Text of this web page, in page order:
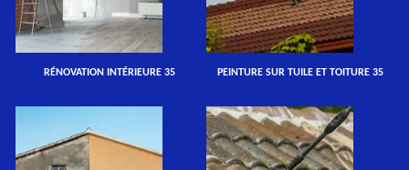
RÉNOVATION INTÉRIEURE 35 PEINTURE SUR TUILE ET TOITURE 35